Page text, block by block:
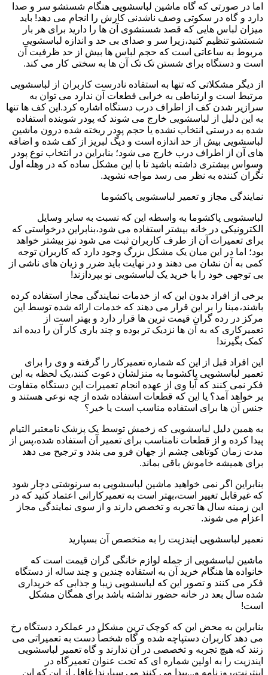
اما در صورتی که گاه ماشین لباسشویی هنگام شستشو سر و صدا
دارد و گاه در سکوتی وصف ناشدنی کارش را انجام می دهد! باید
میزان لباس هایی که قصد شستشوی آن ها را دارید برای هر بار
شستشو تنظیم کنید،زیرا سر و صدای بی حد و اندازه لباسشویی
مربوط به ساعاتی است که حجم لباس ها بیش از حد ظرفیت آن
است و دستگاه برای شستن تک تک آن ها به سختی کار می کند.
از دیگر مشکلاتی که تنها به استفاده نادرست کاربران از لباسشویی
مرتبط است و ارتباطی به خرابی قطعات آن ندارد می توان به
سرازیر شدن کف از اطراف درب دستگاه اشاره کرد.این کف ها تنها
به این دلیل از لباسشویی خارج می شوند که پودر شوینده استفاده
شده به درستی انتخاب نشده یا حجم پودر ریخته شده درون ماشین
لباسشویی بیش از حد اندازه است و دیگ لبریز از کف شده و اضافه
های آن از اطراف درب خارج می شود؛ بنابراین در انتخاب نوع پودر
وسواس بیشتری داشته باشید تا با این مشکل ساده که در وهله اول
نگران کننده به نظر می رسد مواجه نشوید.
نمایندگی مجاز و تعمیر لباسشویی پاکشوما
لباسشویی پاکشوما به واسطه این که نسبت به سایر وسایل
الکترونیکی در خانه بیشتر استفاده می شود،بنابراین درخواستی که
برای تعمیرات آن از طرف کاربران ثبت می شود نیز بیشتر خواهد
بود؛ اما در این میان یک مشکل بزرگ وجود دارد که کاربران توجه
کمی به آن نشان می دهند و در نهایت باید ضرر و زیان های ناشی از
بی توجهی خود را با خرید یک لباسشویی نو بپردازند!
برخی از افراد بدون این که از خدمات نمایندگی مجاز استفاده کرده
باشند،مبنا را بر این قرار می دهند که خدمات ارائه شده توسط این
مرکز در رده گران قیمت ترین ها قرار دارد و بهتر است از
تعمیرکاری که به آن ها نزدیک تر بوده و چند باری کار آن را دیده اند
کمک بگیرند!
این افراد قبل از این که شماره تعمیرکار را گرفته و وی را برای
تعمیر لباسشویی پاکشوما به منزلشان دعوت کنند،یک لحظه به این
فکر نمی کنند که آیا وی از عهده انجام تعمیرات این دستگاه متفاوت
بر خواهد آمد؟ یا این که قطعات استفاده شده از چه نوعی هستند و
جنس آن ها برای استفاده مناسب است یا خیر؟
به همین دلیل لباسشویی که زخمش توسط یک پزشک نامعتبر التیام
پیدا کرده و از قطعات نامناسب برای تعمیر آن استفاده شده،پس از
مدت زمان کوتاهی چشم از جهان فرو می بندد و ترجیح می دهد
برای همیشه خاموش باقی بماند.
بنابراین اگر نمی خواهید ماشین لباسشویی به سرنوشتی دچار شود
که غیرقابل تغییر است،بهتر است به تعمیرکارانی اعتماد کنید که در
این زمینه سال ها تجربه و تخصص دارند و از سوی نمایندگی مجاز
اعزام می شوند.
تعمیر لباسشویی ایندزیت را به متخصص آن بسپارید
ماشین لباسشویی از جمله لوازم خانگی گران قیمت است که
خانواده ها هنگام خرید آن به استفاده چندین و چند ساله از دستگاه
فکر می کنند و تصور این که لباسشویی زیبا و جذابی که خریداری
شده سال بعد در خانه حضور نداشته باشد برای همگان مشکل
است!
بنابراین به محض این که کوچک ترین مشکل در عملکرد دستگاه رخ
می دهد کاربران دستپاچه شده و گاه شخصاً دست به تعمیراتی می
زنند که هیچ تجربه و تخصصی در آن ندارند و گاه تعمیر لباسشویی
ایندزیت را به اولین شماره ای که تحت عنوان تعمیرگاه در
اینترنت،روزنامه و...پیدا می کنند می سپارند! غافل از این که این